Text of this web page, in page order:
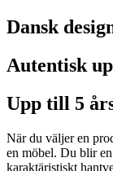
Dansk
Autentisk
Upp till 5
När du väljer en
en möbel. Du blir
karaktäristiskt